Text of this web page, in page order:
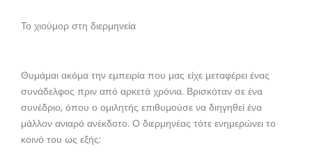
Το χιούμορ στη διερμηνεία
Θυμάμαι ακόμα την εμπειρία που μας είχε μεταφέρει ένας
συνάδελφος πριν από αρκετά χρόνια. Βρισκόταν σε ένα
συνέδριο, όπου ο ομιλητής επιθυμούσε να διηγηθεί ένα
μάλλον ανιαρό ανέκδοτο. Ο διερμηνέας τότε ενημερώνει το
κοινό του ως εξής: